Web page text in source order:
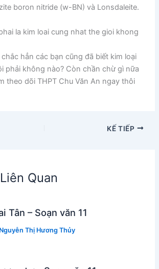
boron nitride (w-BN) và Lonsdaleite.
chắc hẳn các bạn cũng đã biết kim loại
phải không nào? Còn chần chừ gì nữa
theo dõi THPT Chu Văn An ngay thôi
KẾ TIẾP
Quan
Tân – Soạn văn 11
Nguyễn Thị Hương Thủy